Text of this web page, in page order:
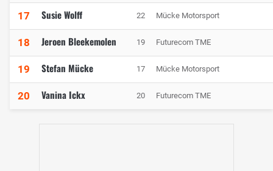
17 Susie Wolff 22 Mücke Motorsport
18 Jeroen Bleekemolen 19 Futurecom TME
19 Stefan Mücke 17 Mücke Motorsport
20 Vanina Ickx 20 Futurecom TME